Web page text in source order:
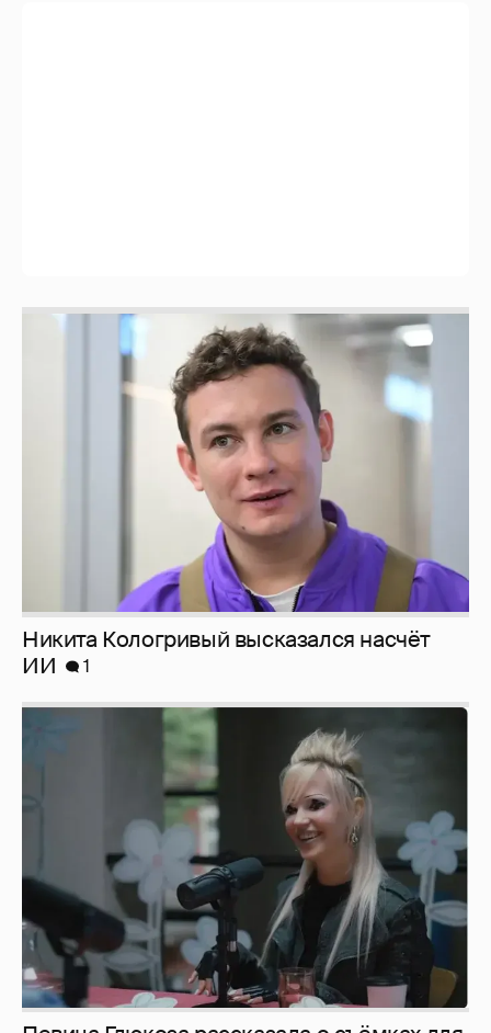
Никита Кологривый высказался насчёт
Певица Глюкоза рассказала о съёмках для
эротического журнала
3